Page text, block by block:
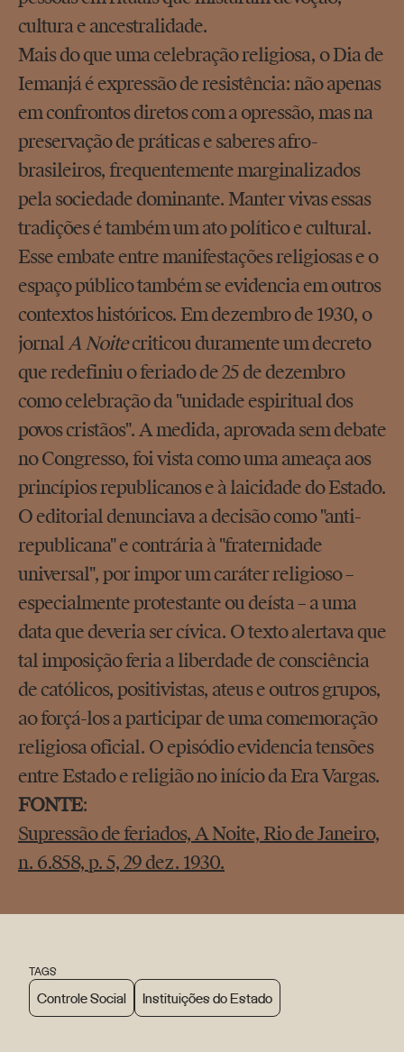
cultura e ancestralidade.
Mais do que uma celebração religiosa, o Dia de
Iemanjá é expressão de resistência: não apenas
em confrontos diretos com a opressão, mas na
preservação de práticas e saberes afro-
brasileiros, frequentemente marginalizados
pela sociedade dominante. Manter vivas essas
tradições é também um ato político e cultural.
Esse embate entre manifestações religiosas e o
espaço público também se evidencia em outros
contextos históricos. Em dezembro de 1930, o
jornalA Noitecriticou duramente um decreto
que redefiniu o feriado de 25 de dezembro
como celebração da "unidade espiritual dos
povos cristãos". A medida, aprovada sem debate
no Congresso, foi vista como uma ameaça aos
princípios republicanos e à laicidade do Estado.
O editorial denunciava a decisão como "anti-
republicana" e contrária à "fraternidade
universal", por impor um caráter religioso –
especialmente protestante ou deísta – a uma
data que deveria ser cívica. O texto alertava que
tal imposição feria a liberdade de consciência
de católicos, positivistas, ateus e outros grupos,
ao forçá-los a participar de uma comemoração
religiosa oficial. O episódio evidencia tensões
entre Estado e religião no início da Era Vargas.
FONTE:
Supressão de feriados, A Noite, Rio de Janeiro,
n. 6.858, p. 5, 29 dez. 1930.
TAGS
Controle Social Instituições do Estado